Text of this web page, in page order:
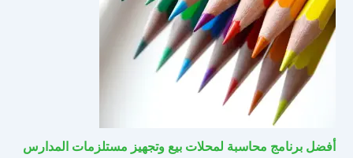
أفضل برنامج محاسبة لمحلات بيع وتجهيز مستلزمات المدارس